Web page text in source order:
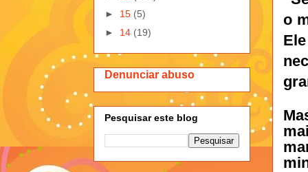
o
► 15 (5)
► 14 (19)
Denunciar abuso
Pesquisar este blog